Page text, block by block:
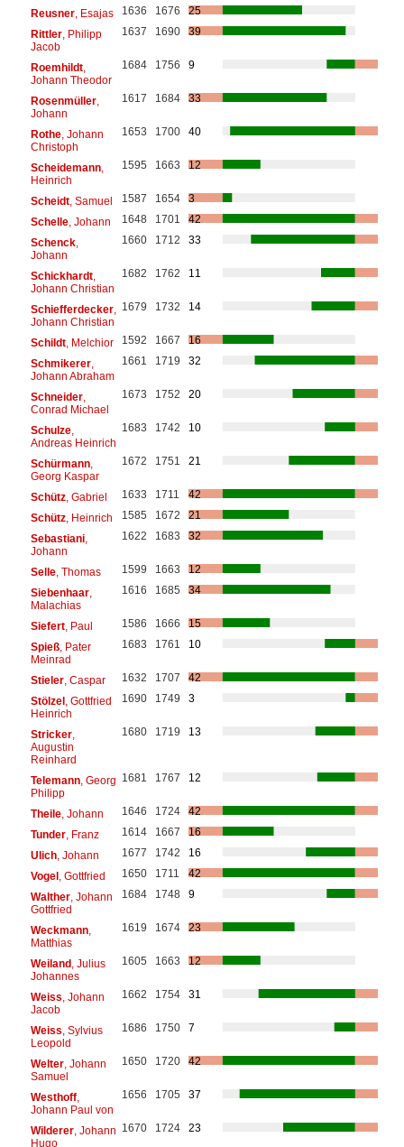
Reusner, Esajas 1636 1676
25
Rittler, Philipp
Jacob
1637 1690 39
Roemhildt,
Johann Theodor
1684 1756 9
Rosenmüller,
Johann
1617 1684 33
Rothe, Johann
Christoph
1653 1700 40
Scheidemann,
Heinrich
1595 1663 12
Scheidt, Samuel 1587 1654
3
Schelle, Johann 1648 1701
42
Schenck,
Johann
1660 1712 33
Schickhardt,
Johann Christian
1682 1762 11
Schiefferdecker,
Johann Christian
1679 1732 14
Schildt, Melchior 1592 1667
16
Schmikerer,
Johann Abraham
1661 1719 32
Schneider,
Conrad Michael
1673 1752 20
Schulze,
Andreas Heinrich
1683 1742 10
Schürmann,
Georg Kaspar
1672 1751 21
Schütz, Gabriel 1633 1711
42
Schütz, Heinrich 1585 1672
21
Sebastiani,
Johann
1622 1683 32
Selle, Thomas 1599 1663
12
Siebenhaar,
Malachias
1616 1685 34
Siefert, Paul 1586 1666
15
Spieß, Pater
Meinrad
1683 1761 10
Stieler, Caspar 1632 1707
42
Stölzel, Gottfried
Heinrich
1690 1749 3
Stricker,
Augustin
Reinhard
1680 1719 13
Telemann, Georg
Philipp
1681 1767 12
Theile, Johann 1646 1724
42
Tunder, Franz 1614 1667
16
Ulich, Johann 1677 1742
16
Vogel, Gottfried 1650 1711
42
Walther, Johann
Gottfried
1684 1748 9
Weckmann,
Matthias
1619 1674 23
Weiland, Julius
Johannes
1605 1663 12
Weiss , Johann
Jacob
1662 1754 31
Weiss , Sylvius
Leopold
1686 1750 7
Welter, Johann
Samuel
1650 1720 42
Westhoff,
Johann Paul von
1656 1705 37
Wilderer, Johann
Hugo
1670 1724 23